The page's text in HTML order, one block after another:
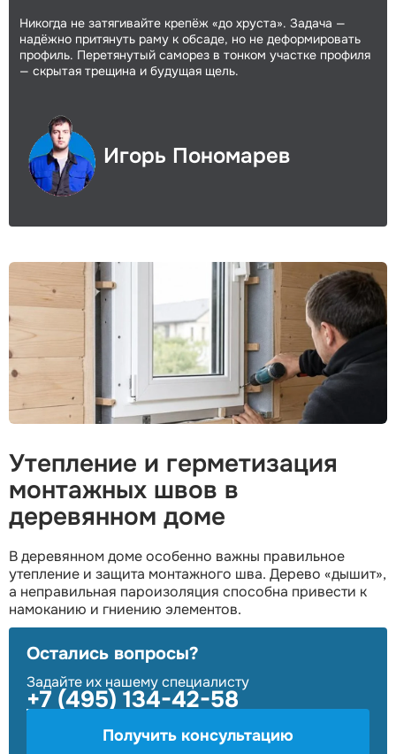
Никогда не затягивайте крепёж «до хруста». Задача —
надёжно притянуть раму к обсаде, но не деформировать
профиль. Перетянутый саморез в тонком участке профиля
— скрытая трещина и будущая щель.
Игорь Пономарев
Утепление и герметизация
монтажных швов в
деревянном доме
В деревянном доме особенно важны правильное
утепление и защита монтажного шва. Дерево «дышит»,
а неправильная пароизоляция способна привести к
намоканию и гниению элементов.
Остались вопросы?
Задайте их нашему специалисту
+7 (495) 134-42-58
Получить консультацию